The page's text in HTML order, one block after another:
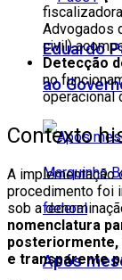
Eduardo
ao
Após
Advogados
civil)
Detecção
no
operacional
Contexto
A implementação
procedimento foi
sob a
nomenclatura
posteriormente,
e transparente